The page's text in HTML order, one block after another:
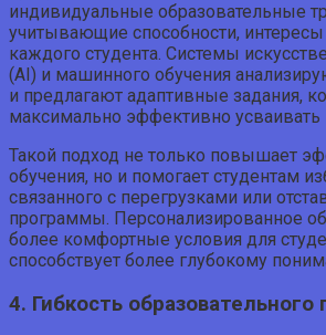
индивидуальные образовательные
учитывающие способности, интересы
каждого студента. Системы
(AI) и машинного обучения
и предлагают адаптивные задания,
максимально эффективно усваивать
Такой подход не только повышает
обучения, но и помогает студентам
связанного с перегрузками или
программы. Персонализированное
более комфортные условия для
способствует более глубокому
4. Гибкость образовательного